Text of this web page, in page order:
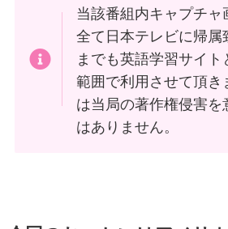
当該番組内キャプチャ
全て日本テレビに帰属
までも英語学習サイ
範囲で利用させて頂き
は当局の著作権侵害を
はありません。